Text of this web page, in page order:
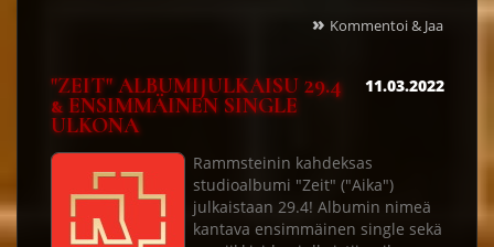
» Kommentoi & Jaa
"ZEIT" ALBUMIJULKAISU 29.4
& ENSIMMÄINEN SINGLE
ULKONA
11.03.2022
Rammsteinin kahdeksas
studioalbumi "Zeit" ("Aika")
julkaistaan 29.4! Albumin nimeä
kantava ensimmäinen single sekä